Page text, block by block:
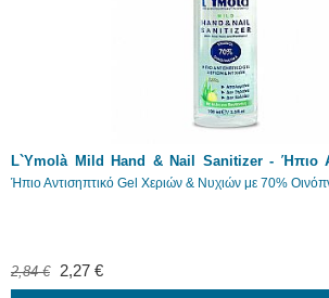
L`Ymolà Mild Hand & Nail Sanitizer - Ήπιο
Χεριών & Νυχιών 100ml
Ήπιο Αντισηπτικό Gel Χεριών & Νυχιών με 70%
2,84 € 2,27 €